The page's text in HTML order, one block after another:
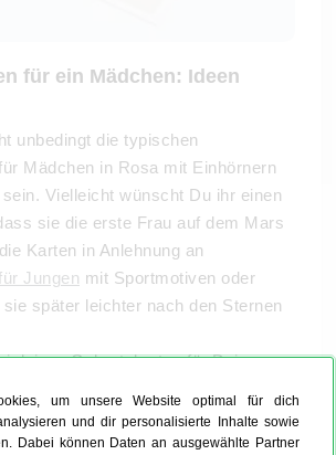
um unsere Website optimal für dich
und dir personalisierte Inhalte sowie
Dabei können Daten an ausgewählte Partner
für ein Mädchen: Ideen
unbedingt die typischen
Mädchen in Rosa mit Einhörnern
Vielleicht wünscht Du ihr einen
sie die erste Frau auf dem Mars
Karten in Anlehnung an
Jungen mit Sportmotiven oder
später leichter nach den Sternen
deinen Geburtskarten für Dein
selbst einige Worte.